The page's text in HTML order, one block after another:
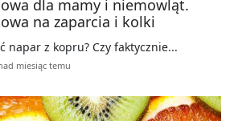
dla mamy i niemowląt.
na zaparcia i kolki
napar z kopru? Czy faktycznie...
miesiąc temu